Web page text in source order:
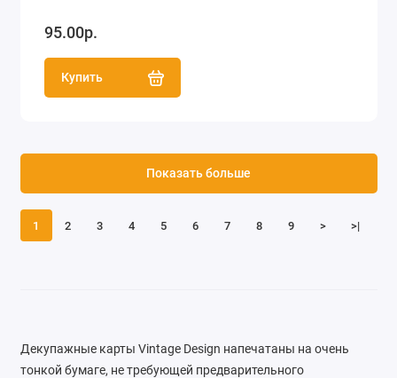
95.00р.
Купить
1 2 3 4 5 6 7 8 9 > >|
Показать больше
Декупажные карты Vintage Design напечатаны на очень
тонкой бумаге, не требующей предварительного